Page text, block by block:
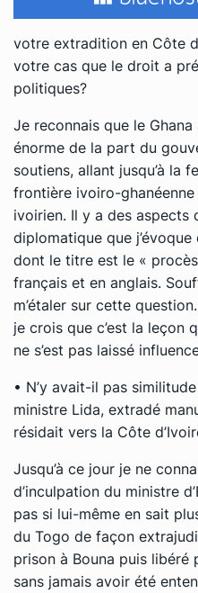
votre extradition en Côte
votre cas que le droit a
politiques?
Je reconnais que le
énorme de la part du
soutiens, allant jusqu’à la
frontière ivoiro-
ivoirien. Il y a des aspects
diplomatique que
dont le titre est le «
français et en anglais.
m’étaler sur cette
je crois que c’est la leçon
ne s’est pas laissé
• N’y avait-il pas
ministre Lida, extradé
résidait vers la Côte
Jusqu’à ce jour je ne
d’inculpation du ministre
pas si lui-même en sait
du Togo de façon
prison à Bouna puis
sans jamais avoir été